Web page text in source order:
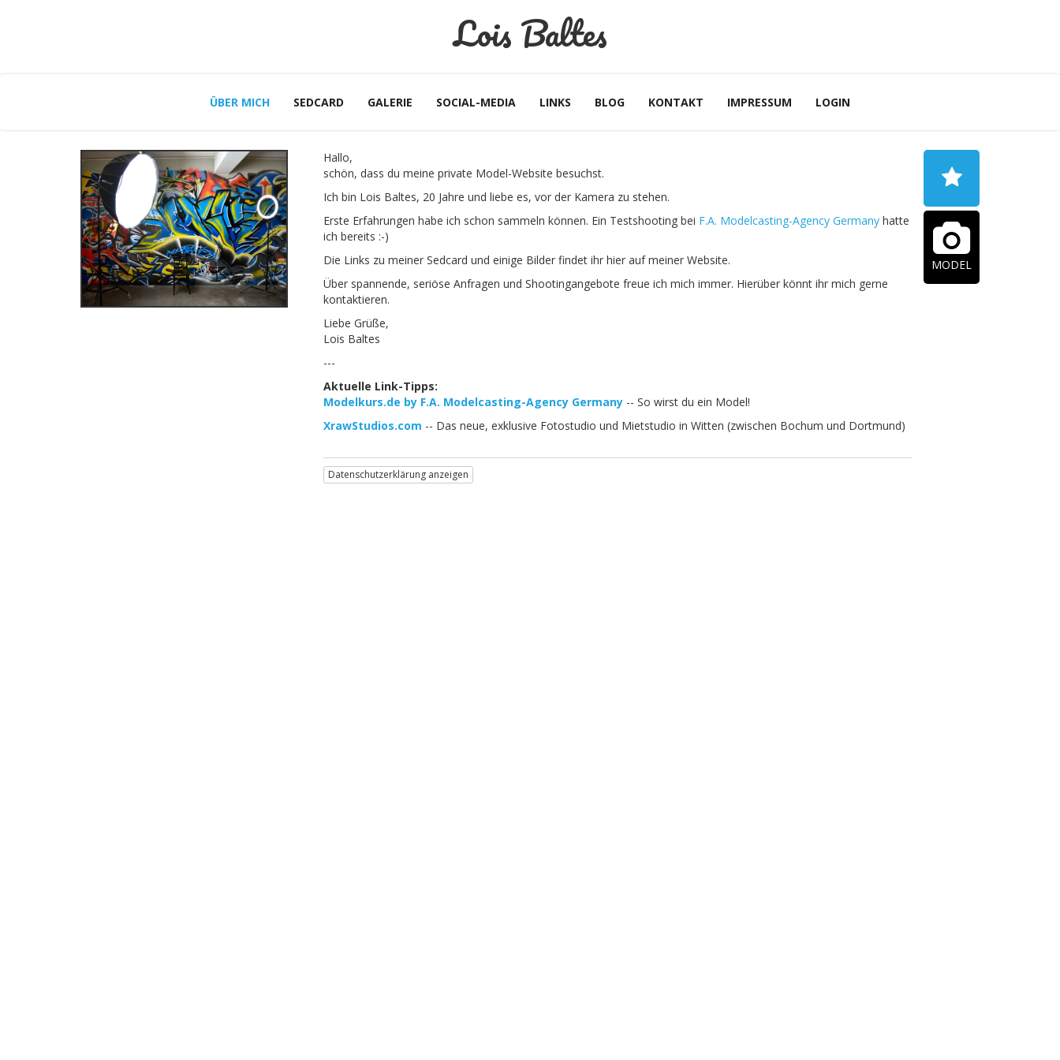
Lois Baltes
ÜBER MICH SEDCARD GALERIE SOCIAL-MEDIA LINKS BLOG KONTAKT IMPRESSUM LOGIN
Hallo,
schön, dass du meine private Model-Website besuchst.
Ich bin Lois Baltes, 20 Jahre und liebe es, vor der Kamera zu stehen.
Erste Erfahrungen habe ich schon sammeln können. Ein Testshooting bei F.A. Modelcasting-Agency Germanyhatte
ich bereits :-)
Die Links zu meiner Sedcard und einige Bilder findet ihr hier auf meiner Website.
Über spannende, seriöse Anfragen und Shootingangebote freue ich mich immer. Hierüber könnt ihr mich gerne
kontaktieren.
Liebe Grüße,
Lois Baltes
---
Aktuelle Link-Tipps:
Modelkurs.de by F.A. Modelcasting-Agency Germany-- So wirst du ein Model!
XrawStudios.com -- Das neue, exklusive Fotostudio und Mietstudio in Witten (zwischen Bochum und Dortmund)
Datenschutzerklärung anzeigen
MODEL